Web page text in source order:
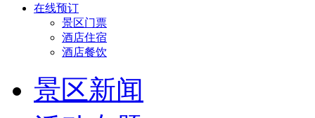
在线预订
景区门票
酒店住宿
酒店餐饮
景区新闻